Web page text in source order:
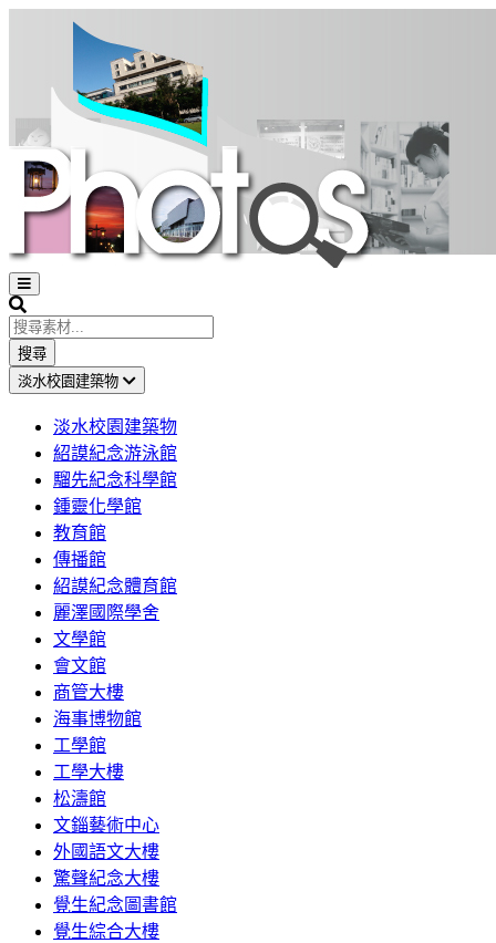
Open
sidebar
Search
搜尋
淡水校園建築物
淡水校園建築物
紹謨紀念游泳館
騮先紀念科學館
鍾靈化學館
教育館
傳播館
紹謨紀念體育館
麗澤國際學舍
文學館
會文館
商管大樓
海事博物館
工學館
工學大樓
松濤館
文錙藝術中心
外國語文大樓
驚聲紀念大樓
覺生紀念圖書館
覺生綜合大樓